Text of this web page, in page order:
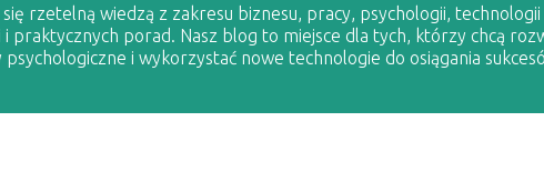
rzetelną wiedzą z zakresu biznesu, pracy, psychologii,
praktycznych porad. Nasz blog to miejsce dla tych, którzy chcą
i wykorzystać nowe technologie do osiągania